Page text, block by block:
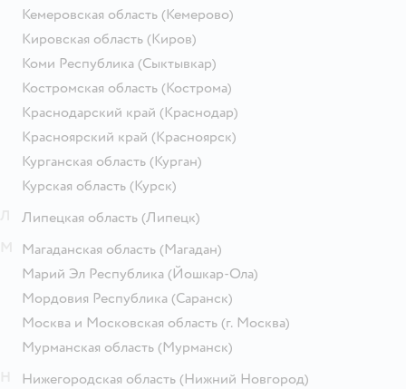
Кемеровская область (Кемерово)
Кировская область (Киров)
Коми Республика (Сыктывкар)
Костромская область (Кострома)
Краснодарский край (Краснодар)
Красноярский край (Красноярск)
Курганская область (Курган)
Курская область (Курск)
Липецкая область (Липецк)
Магаданская область (Магадан)
Марий Эл Республика (Йошкар-Ола)
Мордовия Республика (Саранск)
Москва и Московская область (г. Москва)
Мурманская область (Мурманск)
Нижегородская область (Нижний Новгород)